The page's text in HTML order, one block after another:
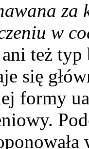
za
w
też typ
się
formy